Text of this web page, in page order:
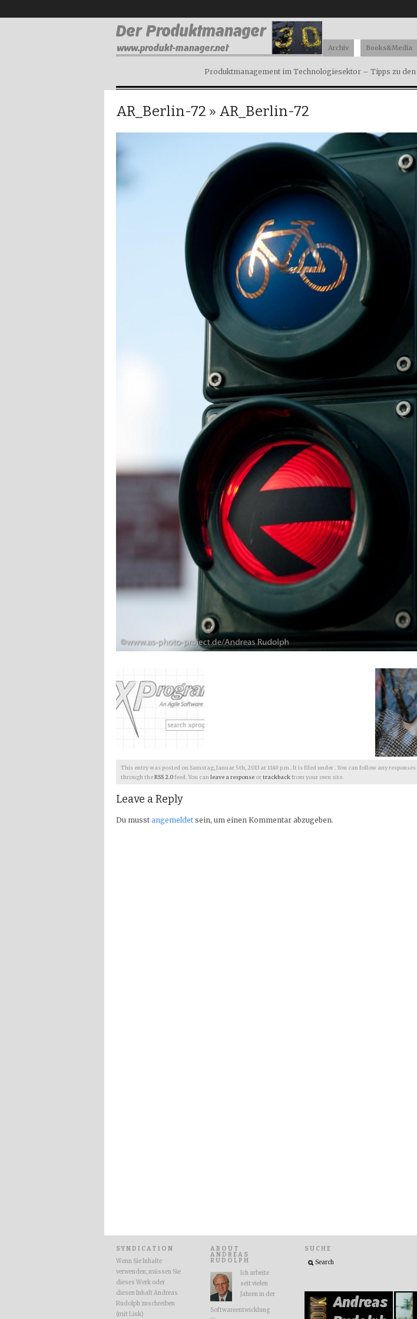
Produktmanagement im Technologiesektor – Tipps zu
Archiv Books&Media
AR_Berlin-72 » AR_Berlin-72
This entry was posted on Samstag, Januar 5th, 2013 at 11:49 p.m.. It is filed under . You can follow any
through theRSS 2.0feed. You can leave a response ortrackbackfrom your own site.
Leave a Reply
Du musstangemeldetsein, um einen Kommentar abzugeben.
SYNDICATION
Wenn Sie Inhalte
verwenden, müssen Sie
dieses Werk oder
diesen Inhalt Andreas
Rudolph zuschreiben
(mit Link)
ABOUT
ANDREAS
RUDOLPH
Ich arbeite
seit vielen
Jahren in der
Softwareentwicklung
SUCHE